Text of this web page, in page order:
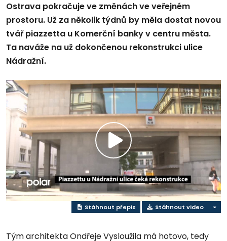
Ostrava pokračuje ve změnách ve veřejném
prostoru. Už za několik týdnů by měla dostat novou
tvář piazzetta u Komerční banky v centru města.
Ta naváže na už dokončenou rekonstrukci ulice
Nádražní.
Přehrát
video
Stáhnout přepis Stáhnout video
Tým architekta Ondřeje Vysloužila má hotovo, tedy